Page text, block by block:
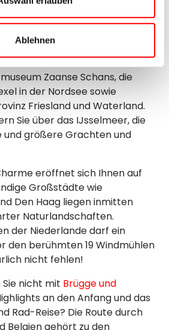
Ablehnen
über die Nord- oder die
erwartet Sie das
Zaanse Schans, die
in der Nordsee sowie
Friesland und Waterland.
Sie über das IJsselmeer, die
und größere Grachten und
eröffnet sich Ihnen auf
Großstädte wie
Den Haag liegen inmitten
Naturlandschaften.
der Niederlande darf ein
den berühmten 19 Windmühlen
nicht fehlen!
nicht mit Brügge und
an den Anfang und das
Rad-Reise? Die Route durch
Belgien gehört zu den